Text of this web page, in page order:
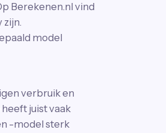
Berekenen.nl vind
zijn.
model
verbruik en
juist vaak
-model sterk